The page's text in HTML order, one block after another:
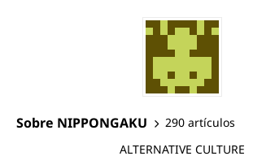
Sobre NIPPONGAKU
290 artículos
ALTERNATIVE CULTURE